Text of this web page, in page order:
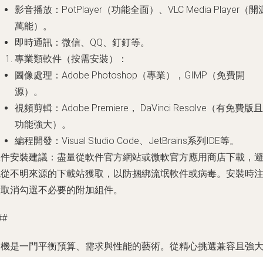
影音播放 ：PotPlayer（功能全面）、VLC Media Player（開
萬能）。
即時通訊 ：微信、QQ、釘釘等。
專業類軟件（按需安裝）
：
圖像處理 ：Adobe Photoshop（專業），GIMP（免費開
源）。
視頻剪輯 ：Adobe Premiere， DaVinci Resolve（有免費版且
功能強大）。
編程開發 ：Visual Studio Code、JetBrains系列IDE等。
安裝建議 ：盡量從軟件官方網站或微軟官方應用商店下載，避
不明來源的下載站獲取，以防捆綁流氓軟件或病毒。安裝時注
消勾選不必要的附加組件。
是一門平衡預算、需求與性能的藝術。從精心挑選兼容且強大